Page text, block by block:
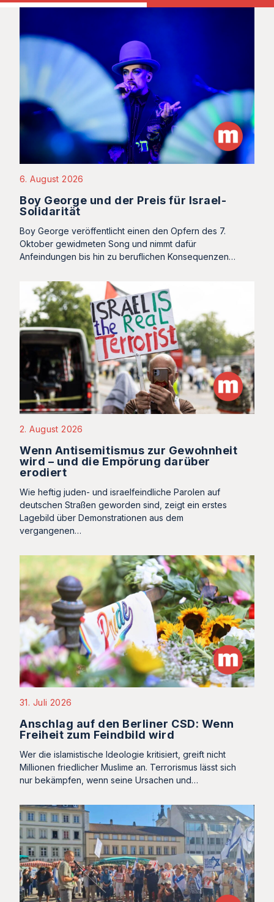
6. August 2026
Boy George und der Preis für Israel-
Solidarität
Boy George veröffentlicht einen den Opfern des 7.
Oktober gewidmeten Song und nimmt dafür
Anfeindungen bis hin zu beruflichen Konsequenzen…
2. August 2026
Wenn Antisemitismus zur Gewohnheit
wird – und die Empörung darüber
erodiert
Wie heftig juden- und israelfeindliche Parolen auf
deutschen Straßen geworden sind, zeigt ein erstes
Lagebild über Demonstrationen aus dem
vergangenen…
31. Juli 2026
Anschlag auf den Berliner CSD: Wenn
Freiheit zum Feindbild wird
Wer die islamistische Ideologie kritisiert, greift nicht
Millionen friedlicher Muslime an. Terrorismus lässt sich
nur bekämpfen, wenn seine Ursachen und…